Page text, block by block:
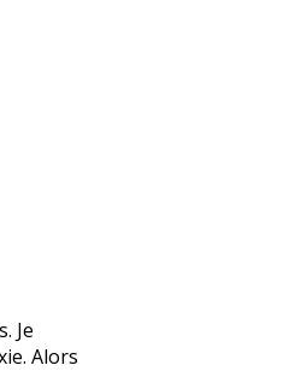
Je
Alors